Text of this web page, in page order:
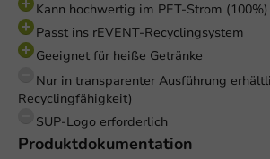
Kann hochwertig im PET-Strom
Passt ins rEVENT-Recyclingsystem
Geeignet für heiße Getränke
Nur in transparenter Ausführung
Recyclingfähigkeit)
SUP-Logo erforderlich
Produktdokumentation